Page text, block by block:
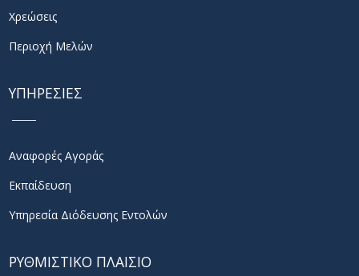
Χρεώσεις
Περιοχή Μελών
ΥΠΗΡΕΣΙΕΣ
Αναφορές Αγοράς
Εκπαίδευση
Υπηρεσία Διόδευσης Εντολών
ΡΥΘΜΙΣΤΙΚΟ ΠΛΑΙΣΙΟ